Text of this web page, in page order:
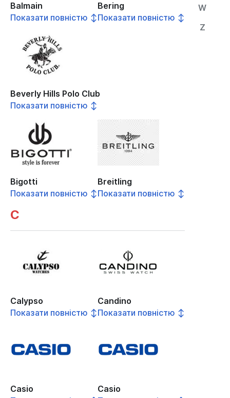
Balmain
Показати повністю ↕
Bering
Показати повністю ↕
Beverly Hills Polo Club
Показати повністю ↕
Bigotti
Показати повністю ↕
Breitling
Показати повністю ↕
C
Calypso
Показати повністю ↕
Candino
Показати повністю ↕
Casio
Casio
W
Z